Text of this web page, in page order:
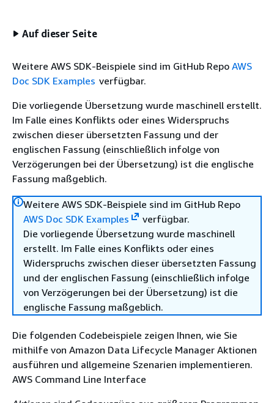
Auf dieser Seite
Weitere AWS SDK-Beispiele sind im GitHub Repo AWS
Doc SDK Examples verfügbar.
Die vorliegende Übersetzung wurde maschinell erstellt.
Im Falle eines Konflikts oder eines Widerspruchs
zwischen dieser übersetzten Fassung und der
englischen Fassung (einschließlich infolge von
Verzögerungen bei der Übersetzung) ist die englische
Fassung maßgeblich.
Weitere AWS SDK-Beispiele sind im GitHub Repo
AWS Doc SDK Examples
verfügbar.
Die vorliegende Übersetzung wurde maschinell
erstellt. Im Falle eines Konflikts oder eines
Widerspruchs zwischen dieser übersetzten Fassung
und der englischen Fassung (einschließlich infolge
von Verzögerungen bei der Übersetzung) ist die
englische Fassung maßgeblich.
Die folgenden Codebeispiele zeigen Ihnen, wie Sie
mithilfe von Amazon Data Lifecycle Manager Aktionen
ausführen und allgemeine Szenarien implementieren.
AWS Command Line Interface